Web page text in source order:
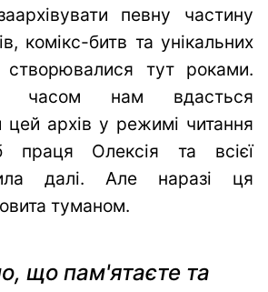
певну частину
комікс-битв та унікальних
створювалися тут роками.
часом нам вдасться
цей архів у режимі читання
Олексія та всієї
далі. Але наразі ця
туманом.
що пам'ятаєте та